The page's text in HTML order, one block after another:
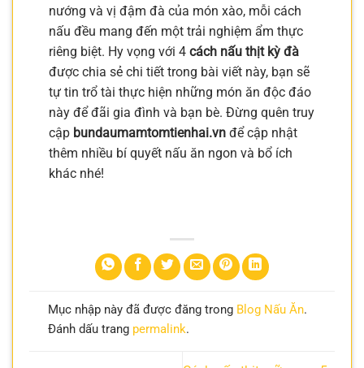
nướng và vị đậm đà của món xào, mỗi cách
nấu đều mang đến một trải nghiệm ẩm thực
riêng biệt. Hy vọng với 4 cách nấu thịt kỳ đà
được chia sẻ chi tiết trong bài viết này, bạn sẽ
tự tin trổ tài thực hiện những món ăn độc đáo
này để đãi gia đình và bạn bè. Đừng quên truy
cập bundaumamtomtienhai.vn để cập nhật
thêm nhiều bí quyết nấu ăn ngon và bổ ích
khác nhé!
Mục nhập này đã được đăng trong Blog Nấu Ăn.
Đánh dấu trang permalink.